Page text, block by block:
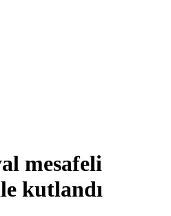
mesafeli
kutlandı